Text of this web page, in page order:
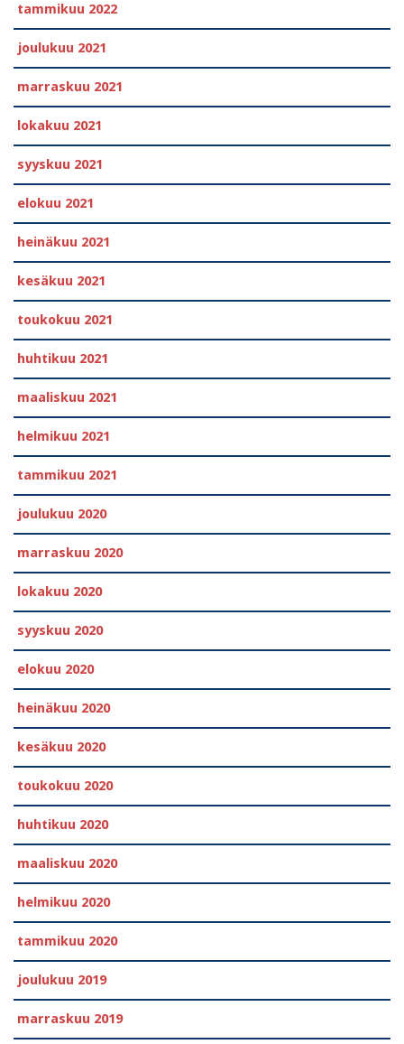
tammikuu 2022
joulukuu 2021
marraskuu 2021
lokakuu 2021
syyskuu 2021
elokuu 2021
heinäkuu 2021
kesäkuu 2021
toukokuu 2021
huhtikuu 2021
maaliskuu 2021
helmikuu 2021
tammikuu 2021
joulukuu 2020
marraskuu 2020
lokakuu 2020
syyskuu 2020
elokuu 2020
heinäkuu 2020
kesäkuu 2020
toukokuu 2020
huhtikuu 2020
maaliskuu 2020
helmikuu 2020
tammikuu 2020
joulukuu 2019
marraskuu 2019